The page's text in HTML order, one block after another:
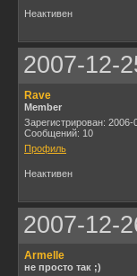
Неактивен
2007-12-
Rave
Member
Зарегистрирован: 2006-
Сообщений: 10
Профиль
Неактивен
2007-12-
Armelle
не просто так ;)